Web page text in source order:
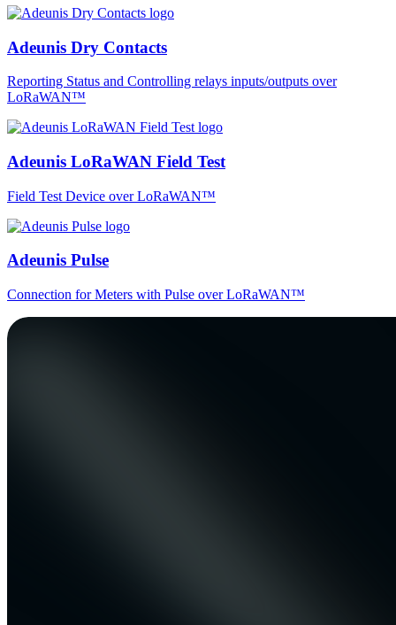
Adeunis Dry Contacts
Reporting Status and Controlling relays inputs/outputs over
LoRaWAN™
Adeunis LoRaWAN Field Test
Field Test Device over LoRaWAN™
Adeunis Pulse
Connection for Meters with Pulse over LoRaWAN™